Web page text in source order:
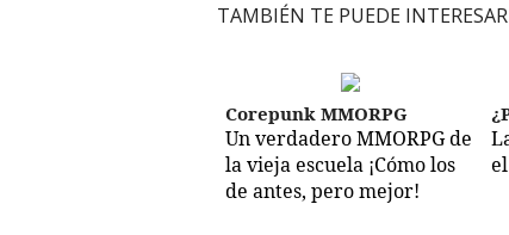
TAMBIÉN TE PUEDE INTERESAR
Corepunk MMORPG
Un verdadero MMORPG de
la vieja escuela ¡Cómo los
de antes, pero mejor!